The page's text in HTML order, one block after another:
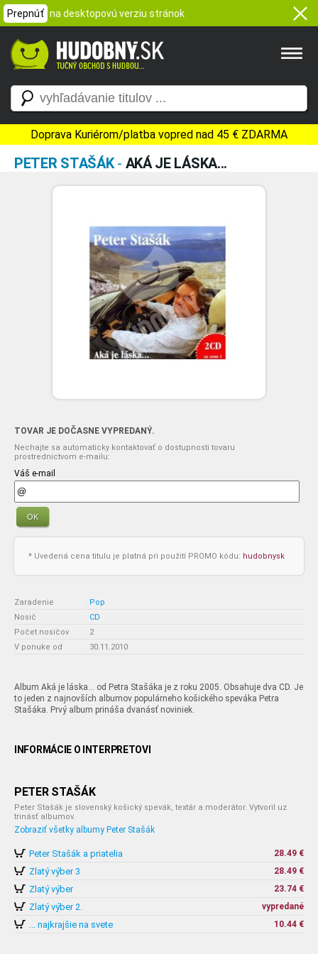
Prepnúť na desktopovú verziu stránok
Doprava Kuriérom/platba vopred nad 45 € ZDARMA
PETER STAŠÁK- AKÁ JE LÁSKA...
TOVAR JE DOČASNE VYPREDANÝ.
Nechajte sa automaticky kontaktovať o dostupnosti tovaru
prostredníctvom e-mailu:
Váš e-mail
OK
* Uvedená cena titulu je platná pri použití PROMO kódu: hudobnysk
Zaradenie : Pop
Nosič
: CD
Počet nosičov
: 2
V ponuke od
: 30.11.2010
Album Aká je láska... od Petra Stašáka je z roku 2005. Obsahuje dva CD. Je
to jeden z najnovších albumov populárneho košického speváka Petra
Stašáka. Prvý album prináša dvanásť noviniek.
INFORMÁCIE O INTERPRETOVI
PETER STAŠÁK
Peter Stašák je slovenský košický spevák, textár a moderátor. Vytvoril uz
trinásť albumov.
Zobraziť všetky albumy Peter Stašák
Peter Stašák a priatelia 28.49 €
Zlatý výber 3 28.49 €
Zlatý výber 23.74 €
Zlatý výber 2. vypredané
... najkrajšie na svete 10.44 €